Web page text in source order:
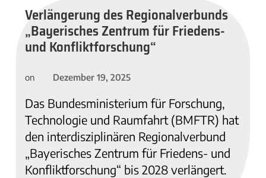
Verlängerung des Regionalverbunds
„Bayerisches Zentrum für Friedens-
und Konfliktforschung“
on Dezember 19, 2025
Das Bundesministerium für Forschung,
Technologie und Raumfahrt (BMFTR) hat
den interdisziplinären Regionalverbund
„Bayerisches Zentrum für Friedens- und
Konfliktforschung“ bis 2028 verlängert.